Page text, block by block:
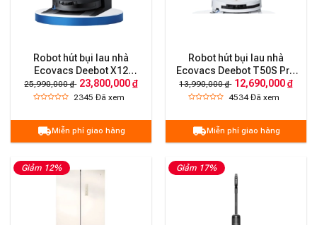
Robot hút bụi lau nhà
Ecovacs Deebot X12
OmniCyclone – Bản Quốc
Tế
25,990,000 ₫ 23,800,000 ₫
2345 Đã xem
Miễn phí giao hàng
Robot hút bụi lau nhà
Ecovacs Deebot T50S Pro
Omni – Bản Quốc Tế
13,990,000 ₫ 12,690,000 ₫
4534Đã xem
Miễn phí giao hàng
Giảm 12% Giảm 17%